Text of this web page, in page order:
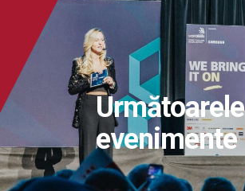
Următoarele
evenimente